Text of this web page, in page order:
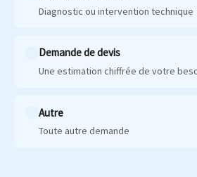
Diagnostic ou intervention technique
Demande de devis
Une estimation chiffrée de votre
Autre
Toute autre demande